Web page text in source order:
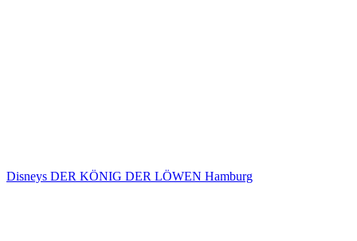
Disneys DER KÖNIG DER LÖWEN Hamburg